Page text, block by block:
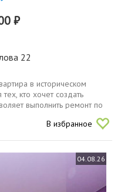
₽
22
в историческом
кто хочет создать
выполнить ремонт по
решения.дом
В избранное
04.08.26